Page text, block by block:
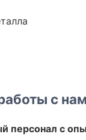
с
персонал с